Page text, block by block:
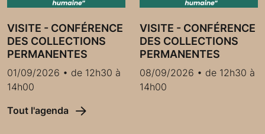
VISITE - CONFÉRENCE
DES COLLECTIONS
PERMANENTES
01/09/2026 • de 12h30 à
14h00
VISITE - CONFÉRENCE
DES COLLECTIONS
PERMANENTES
08/09/2026 • de 12h30 à
14h00
Tout l'agenda